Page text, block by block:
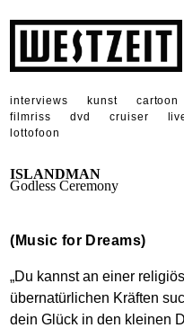
interviews kunst cartoon
filmriss
dvd cruiser
lottofoon
ISLANDMAN
Godless Ceremony
(Music for Dreams)
„Du kannst an einer
übernatürlichen Kräften
dein Glück in den kleinen